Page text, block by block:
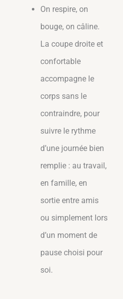
On respire, on
bouge, on câline.
La coupe droite et
confortable
accompagne le
corps sans le
contraindre, pour
suivre le rythme
d’une journée bien
remplie : au travail,
en famille, en
sortie entre amis
ou simplement lors
d’un moment de
pause choisi pour
soi.